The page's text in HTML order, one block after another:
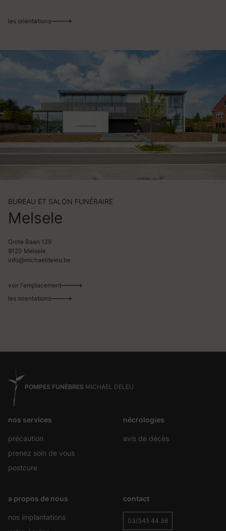
les orientations
BUREAU ET SALON FUNÉRAIRE
Melsele
Grote Baan 129
9120 Melsele
info@michaeldeleu.be
voir l'emplacement
les orientations
POMPES FUNÈBRES MICHAEL DELEU
nos services
précaution
prenez soin de vous
postcure
nécrologies
avis de décès
a propos de nous
nos implantations
contact
03/345 44 38